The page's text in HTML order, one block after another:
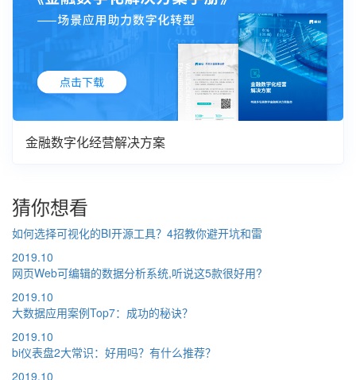
金融数字化经营解决方案
猜你想看
如何选择可视化的BI开源工具？4招教你避开坑和雷
2019.10
网页Web可编辑的数据分析系统,听说这5款很好用?
2019.10
大数据应用案例Top7：成功的秘诀？
2019.10
bi仪表盘2大常识：好用吗？有什么推荐？
2019.10